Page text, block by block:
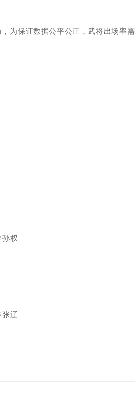
为保证数据公平公正，武将出场率
孙权
辽